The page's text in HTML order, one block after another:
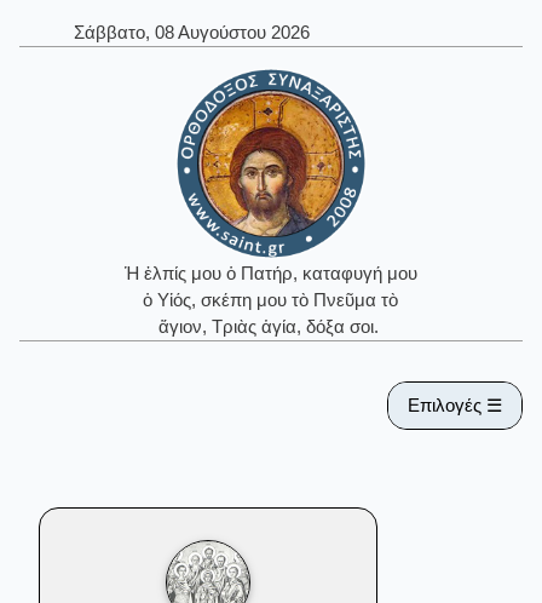
Σάββατο, 08 Αυγούστου 2026
Ἡ ἐλπίς μου ὁ Πατήρ, καταφυγή μου
ὁ Υἱός, σκέπη μου τὸ Πνεῦμα τὸ
ἅγιον, Τριὰς ἁγία, δόξα σοι.
Επιλογές ☰